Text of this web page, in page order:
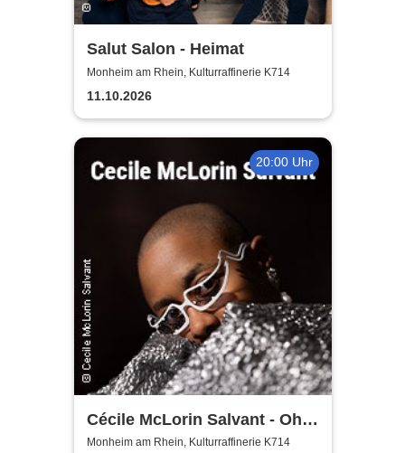
Salut Salon - Heimat
Monheim am Rhein, Kulturraffinerie K714
11.10.2026
20:00 Uhr
Cécile McLorin Salvant - Oh
Snap - Germany 2026
Monheim am Rhein, Kulturraffinerie K714